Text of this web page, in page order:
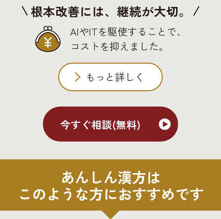
根本改善には、継続が大切。
AIやITを駆使することで、
コストを抑えました。
もっと詳しく
今すぐ相談(無料)
あんしん漢方は
このような方におすすめです